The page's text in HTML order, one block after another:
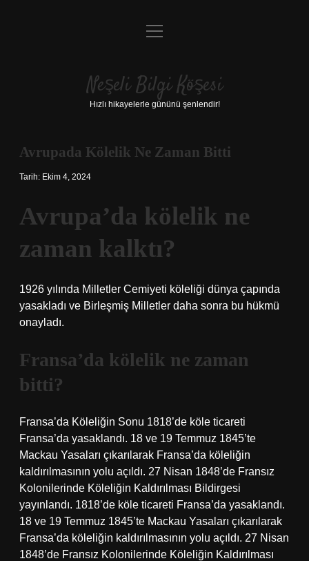
Anasayfa
Yasal Uyarı
menüyü
Neşeli Bilgi Köşesi
Hızlı hikayelerle gününü şenlendir!
Avrupada Kölelik Ne Zaman Bitti
Tarih: Ekim 4, 2024
Avrupa’da kölelik ne
zaman kalktı?
1926 yılında Milletler Cemiyeti köleliği dünya çapında
yasakladı ve Birleşmiş Milletler daha sonra bu hükmü
onayladı.
Fransa’da kölelik ne zaman
bitti?
Fransa’da Köleliğin Sonu 1818’de köle ticareti
Fransa’da yasaklandı. 18 ve 19 Temmuz 1845’te
Mackau Yasaları çıkarılarak Fransa’da köleliğin
kaldırılmasının yolu açıldı. 27 Nisan 1848’de Fransız
Kolonilerinde Köleliğin Kaldırılması Bildirgesi
yayınlandı. 1818’de köle ticareti Fransa’da yasaklandı.
18 ve 19 Temmuz 1845’te Mackau Yasaları çıkarılarak
Fransa’da köleliğin kaldırılmasının yolu açıldı. 27 Nisan
1848’de Fransız Kolonilerinde Köleliğin Kaldırılması